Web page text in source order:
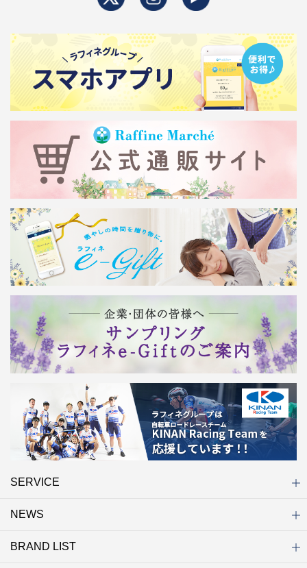
SERVICE
初めての方へ
店舗検索
キャンペーン
ラフィネ マルシェ（通販サイト）
WEB予約
よくある質問（Q&A）
サイトマップ
NEWS
ニュース一覧
お知らせ
オープン
クローズ
リニューアル
その他
BRAND LIST